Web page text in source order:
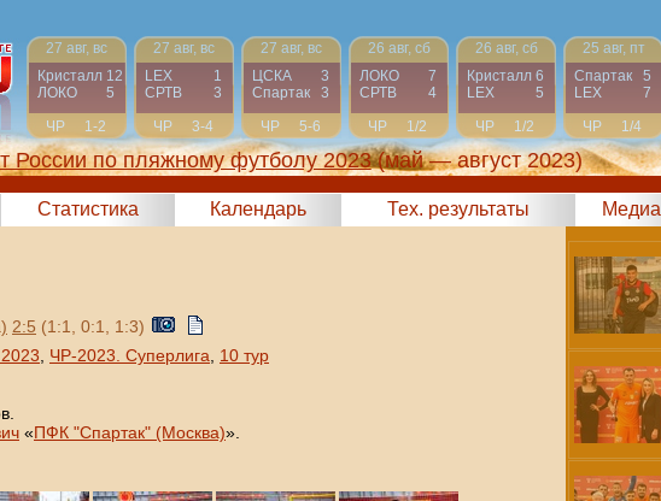
27 авг, вс
Кристалл 12
ЛОКО
5
ЧР
1-2
27 авг, вс
LEX
1
СРТВ
3
ЧР
3-4
27 авг, вс
ЦСКА
3
Спартак
3
ЧР
5-6
26 авг, сб
ЛОКО
7
СРТВ
4
ЧР
1/2
26 авг, сб
Кристалл 6
LEX
5
ЧР
1/2
25 авг, пт
Спартак
5
LEX
7
ЧР
1/4
России по пляжному футболу 2023 (май — август 2023)
Статистика Календарь Тех. результаты Медиа
2:5 (1:1, 0:1, 1:3)
ЧР-2023. Суперлига
10 тур
«ПФК "Спартак" (Москва)».